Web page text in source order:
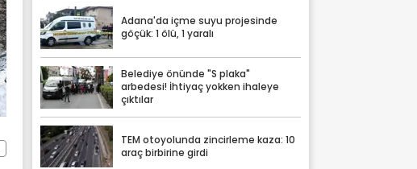
Adana'da içme suyu projesinde
göçük: 1 ölü, 1 yaralı
Belediye önünde "S plaka"
arbedesi! İhtiyaç yokken ihaleye
çıktılar
TEM otoyolunda zincirleme kaza: 10
araç birbirine girdi